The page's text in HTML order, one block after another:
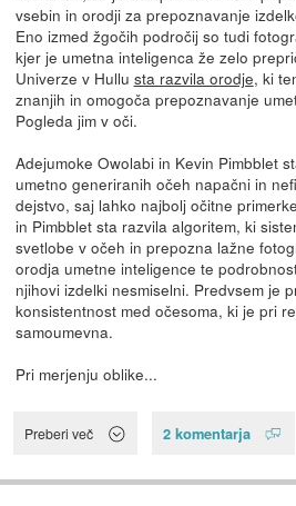
vsebin in orodji za prepoznavanje
Eno izmed žgočih področij so tudi
kjer je umetna inteligenca že zelo
Univerze v Hullu sta razvila orodje, ki
znanjih in omogoča prepoznavanje
Pogleda jim v oči.
Adejumoke Owolabi in Kevin Pimbblet
umetno generiranih očeh napačni in
dejstvo, saj lahko najbolj očitne
in Pimbblet sta razvila algoritem, ki
svetlobe v očeh in prepozna lažne
orodja umetne inteligence te
njihovi izdelki nesmiselni. Predvsem je
konsistentnost med očesoma, ki je pri
samoumevna.
Pri merjenju oblike...
Preberi več 2 komentarja